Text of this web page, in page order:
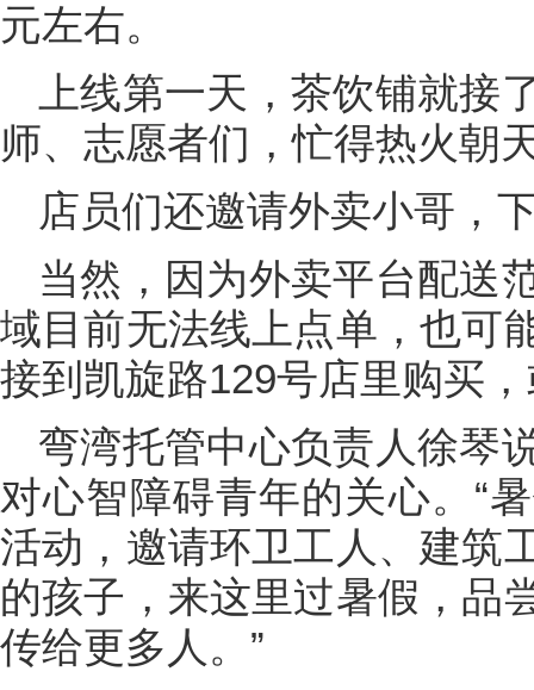
元左右。
上线第一天，茶饮铺就接
师、志愿者们，忙得热火朝
店员们还邀请外卖小哥，
当然，因为外卖平台配送
域目前无法线上点单，也可
接到凯旋路129号店里购买，
弯湾托管中心负责人徐琴
对心智障碍青年的关心。“
活动，邀请环卫工人、建筑
的孩子，来这里过暑假，品
传给更多人。”